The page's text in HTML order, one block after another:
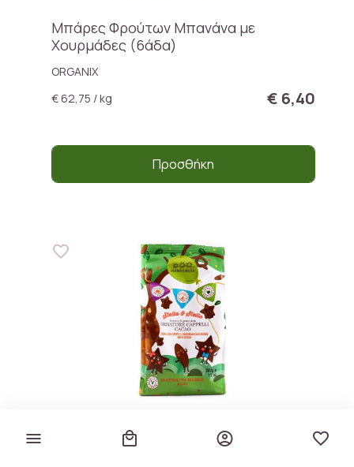
Μπάρες Φρούτων Μπανάνα με
Χουρμάδες (6άδα)
ORGANIX
€ 62,75 / kg
€ 6,40
Προσθήκη
& Stello" με Κακάο